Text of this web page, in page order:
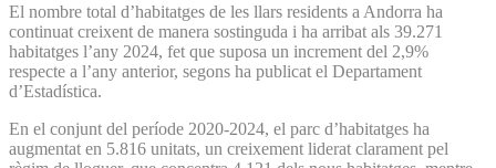
El nombre total d’habitatges de les llars residents a Andorra ha
continuat creixent de manera sostinguda i ha arribat als 39.271
habitatges l’any 2024, fet que suposa un increment del 2,9%
respecte a l’any anterior, segons ha publicat el Departament
d’Estadística.
En el conjunt del període 2020-2024, el parc d’habitatges ha
augmentat en 5.816 unitats, un creixement liderat clarament pel